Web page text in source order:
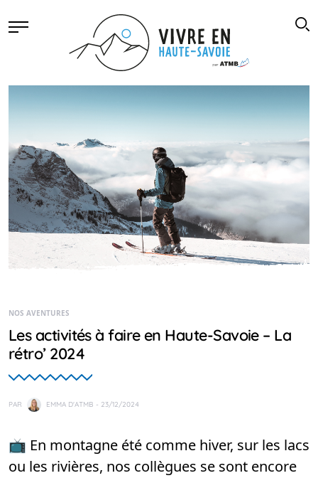
NOS AVENTURES
Les activités à faire en Haute-Savoie – La
rétro’ 2024
PAR EMMA D'ATMB - 23/12/2024
📺 En montagne été comme hiver, sur les lacs
ou les rivières, nos collègues se sont encore